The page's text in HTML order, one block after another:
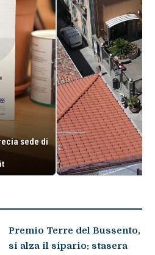
sede di
Premio Terre del Bussento,
si alza il sipario: stasera